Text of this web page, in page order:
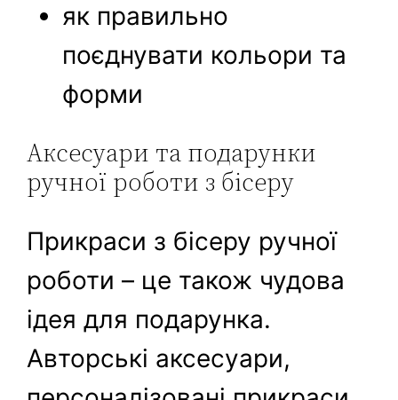
як правильно
поєднувати кольори та
форми
Аксесуари та подарунки
ручної роботи з бісеру
Прикраси з бісеру ручної
роботи – це також чудова
ідея для подарунка.
Авторські аксесуари,